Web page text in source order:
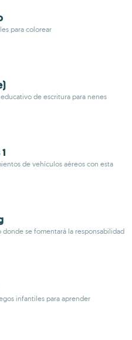
para colorear
de escritura para nenes
de vehículos aéreos con esta
se fomentará la responsabilidad
infantiles para aprender